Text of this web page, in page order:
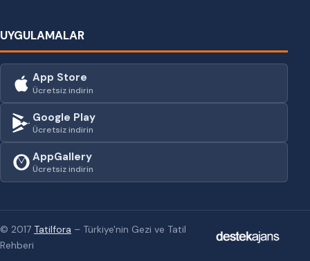
UYGULAMALAR
App Store
Ücretsiz indirin
Google Play
Ücretsiz indirin
AppGallery
Ücretsiz indirin
© 2017 Tatilfora – Türkiye'nin Gezi ve Tatil
Rehberi